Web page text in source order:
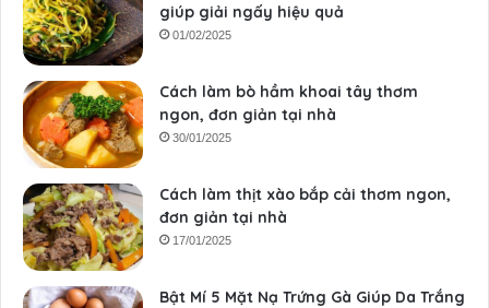
giúp giải ngấy hiệu quả
01/02/2025
Cách làm bò hầm khoai tây thơm
ngon, đơn giản tại nhà
30/01/2025
Cách làm thịt xào bắp cải thơm ngon,
đơn giản tại nhà
17/01/2025
Bật Mí 5 Mặt Nạ Trứng Gà Giúp Da Trắng